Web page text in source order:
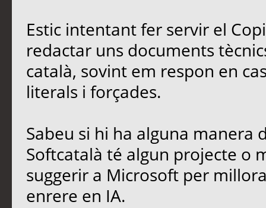
Estic intentant fer servir el
redactar uns documents
català, sovint em respon en
literals i forçades.
Sabeu si hi ha alguna manera
Softcatalà té algun projecte o
suggerir a Microsoft per
enrere en IA.